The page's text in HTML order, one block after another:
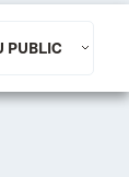
PUBLIC